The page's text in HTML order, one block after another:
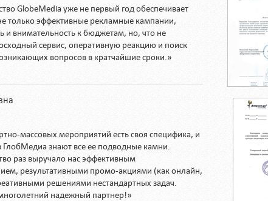
GlobeMedia уже не первый год обеспечивает
только эффективные рекламные кампании,
и внимательность к бюджетам, но, что не
сервис, оперативную реакцию и поиск
вопросов в кратчайшие сроки.»
массовых мероприятий есть своя специфика, и
ГлобМедиа знают все ее подводные камни.
раз выручало нас эффективным
результативными промо-акциями (как онлайн,
решениями нестандартных задач.
надежный партнер!»